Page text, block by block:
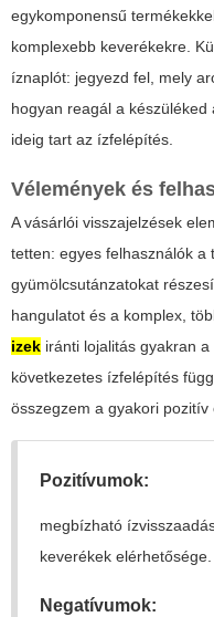
egykomponensű
komplexebb keverékekre.
íznaplót: jegyezd fel, mely
hogyan reagál a
ideig tart az ízfelépítés.
Vélemények és
A vásárlói visszajelzések
tetten: egyes felhasználók a
gyümölcsutánzatokat
hangulatot és a komplex,
izek iránti lojalitás gyakran
következetes ízfelépítés
összegzem a gyakori
Pozitívumok:
megbízható
keverékek elérhetősége.
Negatívumok: